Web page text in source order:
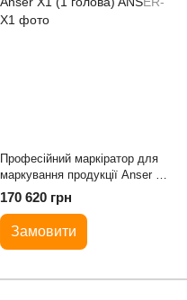
Професійний маркіратор для
маркування продукції Anser X1
(1 голова)
170 620 грн
Замовити